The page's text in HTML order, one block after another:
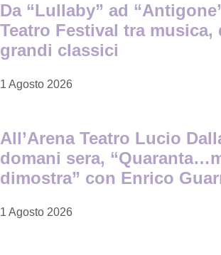
Da “Lullaby” ad
Teatro Festival tra musica,
grandi classici
1 Agosto 2026
All’Arena Teatro Lucio
domani sera,
dimostra” con Enrico
1 Agosto 2026